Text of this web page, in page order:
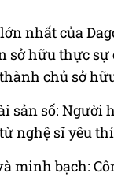
nhất của
sở hữu thực sự
chủ sở
sản số: Người
nghệ sĩ yêu
minh bạch: